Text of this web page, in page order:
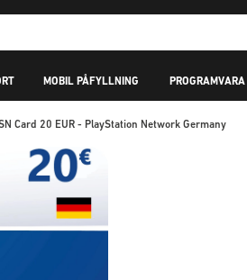
MOBIL PÅFYLLNING PROGRAMVARA
Card 20 EUR - PlayStation Network Germany